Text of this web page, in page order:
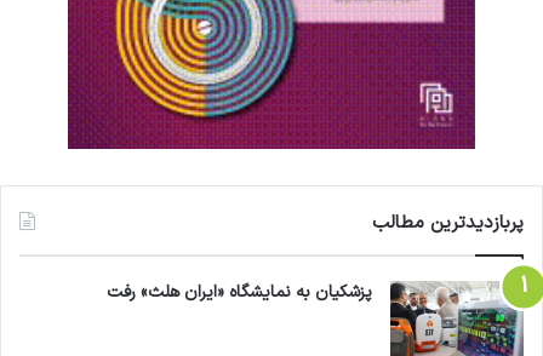
پربازدیدترین مطالب
پزشکیان به نمایشگاه «ایران هلث» رفت